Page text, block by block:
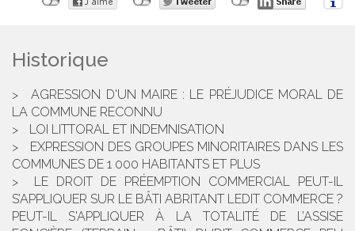
Historique
AGRESSION D'UN MAIRE : LE PRÉJUDICE MORAL DE
LA COMMUNE RECONNU
LOI LITTORAL ET INDEMNISATION
EXPRESSION DES GROUPES MINORITAIRES DANS LES
COMMUNES DE 1 000 HABITANTS ET PLUS
LE DROIT DE PRÉEMPTION COMMERCIAL PEUT-IL
S’APPLIQUER SUR LE BÂTI ABRITANT LEDIT COMMERCE ?
PEUT-IL S'APPLIQUER À LA TOTALITÉ DE L’ASSISE